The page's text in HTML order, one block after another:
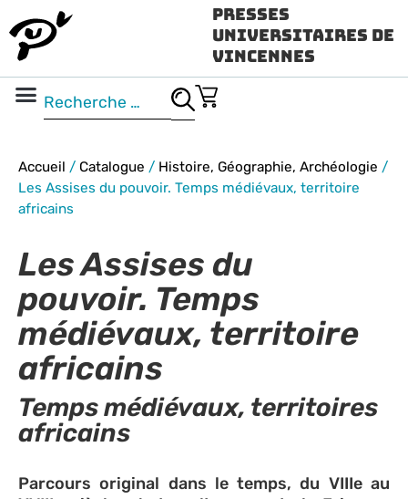
Presses
Universitaires de
Vincennes
Accueil / Catalogue / Histoire, Géographie, Archéologie /
Les Assises du pouvoir. Temps médiévaux, territoire
africains
Les Assises du
pouvoir. Temps
médiévaux, territoire
africains
Temps médiévaux, territoires
africains
Parcours original dans le temps, du VIIIe au